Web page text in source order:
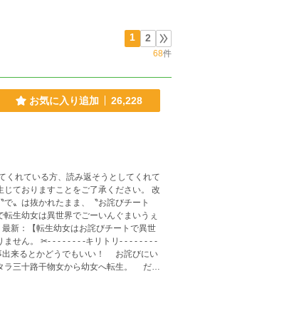
1 2
68件
お気に入り追加 26,228
くれている方、読み返そうとしてくれて
〟は抜かれたまま、〝お詫びチート
新：【転生幼女はお詫びチートで異世
路干物女から幼女へ転生。 だが
り戻しチート使
異世界で好きに生き